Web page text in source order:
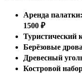
Аренда палатки:
1500 ₽
Туристический
Берёзовые
Древесный
Костровой